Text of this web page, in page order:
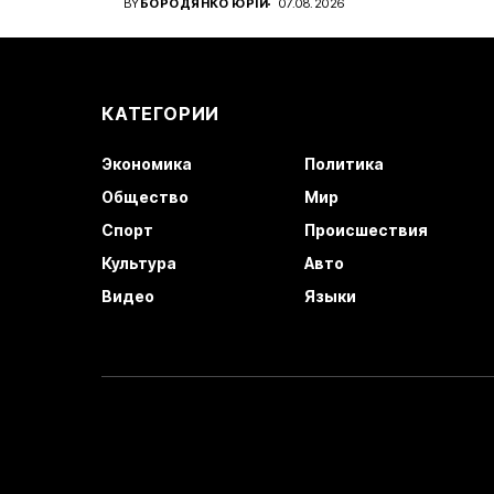
BYБОРОДЯНКО ЮРІЙ 07.08.2026
КАТЕГОРИИ
Экономика
Политика
Общество
Мир
Спорт
Происшествия
Культура
Авто
Видео
Языки